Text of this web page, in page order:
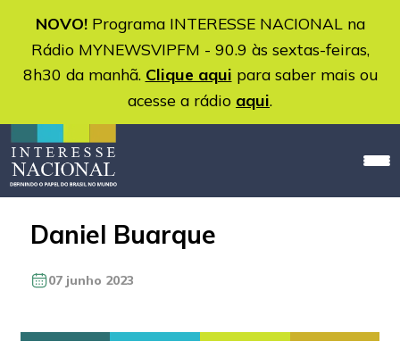
NOVO!Programa INTERESSE NACIONAL na
Rádio MYNEWSVIPFM - 90.9 às sextas-feiras,
8h30 da manhã. Clique aqui para saber mais ou
acesse a rádio aqui.
Daniel Buarque
07 junho 2023